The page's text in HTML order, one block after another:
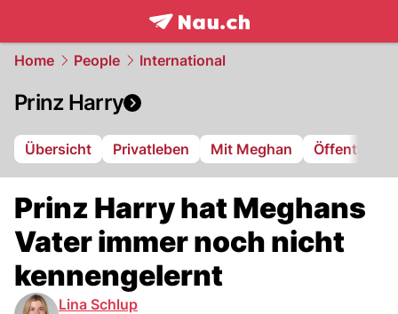
frontpage.NAU.ch
Home People International
Prinz Harry
Übersicht Privatleben Mit Meghan Öffentliche
Prinz Harry hat Meghans
Vater immer noch nicht
kennengelernt
Lina Schlup